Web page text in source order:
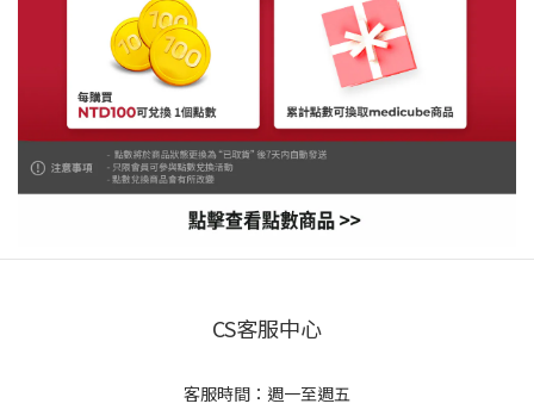
CS客服中心
客服時間：週一至週五